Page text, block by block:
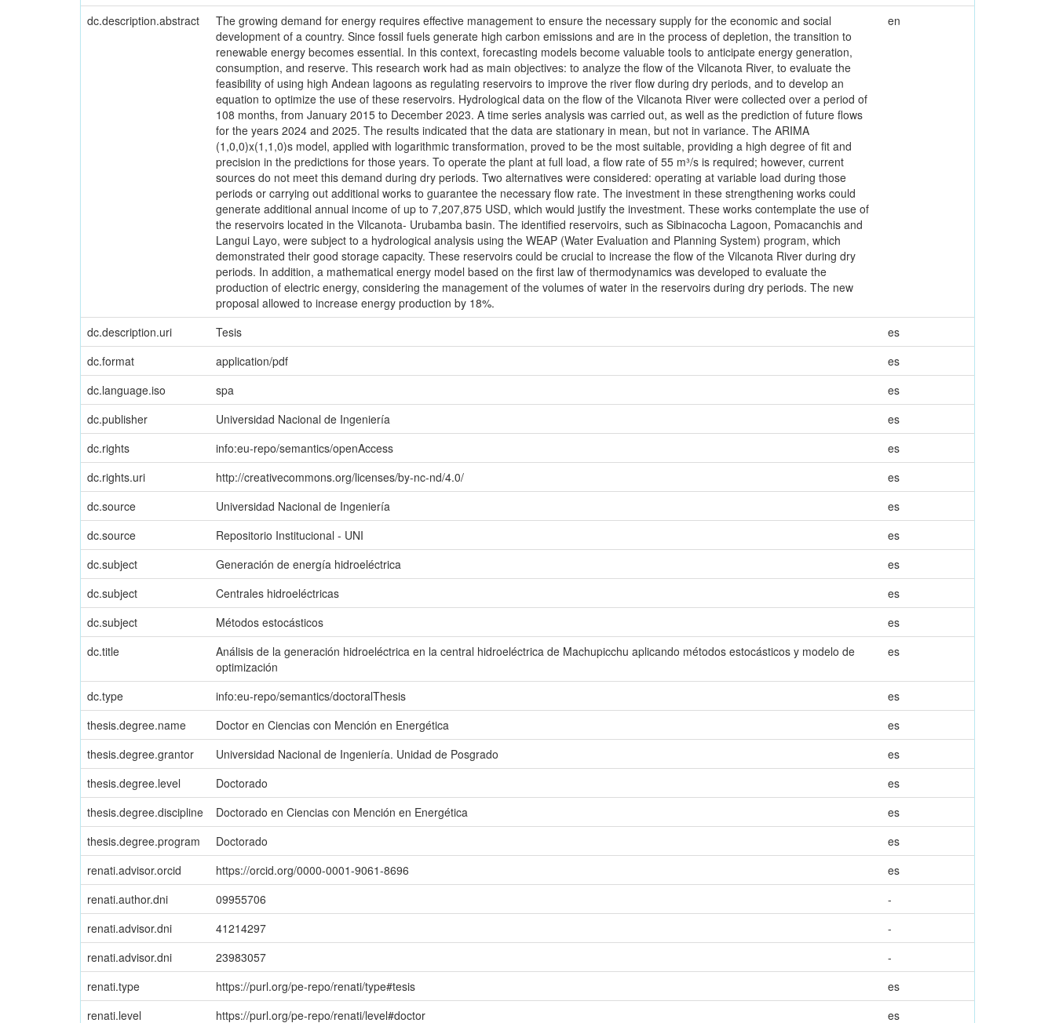
dc.description.abstract
The growing demand for energy requires effective management to ensure the necessary supply for the economic and social
development of a country. Since fossil fuels generate high carbon emissions and are in the process of depletion, the transition to
renewable energy becomes essential. In this context, forecasting models become valuable tools to anticipate energy generation,
consumption, and reserve. This research work had as main objectives: to analyze the flow of the Vilcanota River, to evaluate the
feasibility of using high Andean lagoons as regulating reservoirs to improve the river flow during dry periods, and to develop an
equation to optimize the use of these reservoirs. Hydrological data on the flow of the Vilcanota River were collected over a period of
108 months, from January 2015 to December 2023. A time series analysis was carried out, as well as the prediction of future flows
for the years 2024 and 2025. The results indicated that the data are stationary in mean, but not in variance. The ARIMA
(1,0,0)x(1,1,0)s model, applied with logarithmic transformation, proved to be the most suitable, providing a high degree of fit and
precision in the predictions for those years. To operate the plant at full load, a flow rate of 55 m³/s is required; however, current
sources do not meet this demand during dry periods. Two alternatives were considered: operating at variable load during those
periods or carrying out additional works to guarantee the necessary flow rate. The investment in these strengthening works could
generate additional annual income of up to 7,207,875 USD, which would justify the investment. These works contemplate the use of
the reservoirs located in the Vilcanota- Urubamba basin. The identified reservoirs, such as Sibinacocha Lagoon, Pomacanchis and
Langui Layo, were subject to a hydrological analysis using the WEAP (Water Evaluation and Planning System) program, which
demonstrated their good storage capacity. These reservoirs could be crucial to increase the flow of the Vilcanota River during dry
periods. In addition, a mathematical energy model based on the first law of thermodynamics was developed to evaluate the
production of electric energy, considering the management of the volumes of water in the reservoirs during dry periods. The new
proposal allowed to increase energy production by 18%.
en
dc.description.uri Tesis
es
dc.format
application/pdf
es
dc.language.iso
spa
es
dc.publisher
Universidad Nacional de Ingeniería
es
dc.rights
info:eu-repo/semantics/openAccess
es
dc.rights.uri
http://creativecommons.org/licenses/by-nc-nd/4.0/
es
dc.source
Universidad Nacional de Ingeniería
es
dc.source
Repositorio Institucional - UNI
es
dc.subject
Generación de energía hidroeléctrica
es
dc.subject
Centrales hidroeléctricas
es
dc.subject
Métodos estocásticos
es
dc.title
Análisis de la generación hidroeléctrica en la central hidroeléctrica de Machupicchu aplicando métodos estocásticos y modelo de
optimización
es
dc.type info:eu-repo/semantics/doctoralThesis
es
thesis.degree.name
Doctor en Ciencias con Mención en Energética
es
thesis.degree.grantor
Universidad Nacional de Ingeniería. Unidad de Posgrado
es
thesis.degree.level
Doctorado
es
thesis.degree.discipline
Doctorado en Ciencias con Mención en Energética
es
thesis.degree.program
Doctorado
es
renati.advisor.orcid
https://orcid.org/0000-0001-9061-8696
es
renati.author.dni
09955706
-
renati.advisor.dni
41214297
-
renati.advisor.dni
23983057
-
renati.type
https://purl.org/pe-repo/renati/type#tesis
es
renati.level
https://purl.org/pe-repo/renati/level#doctor
es